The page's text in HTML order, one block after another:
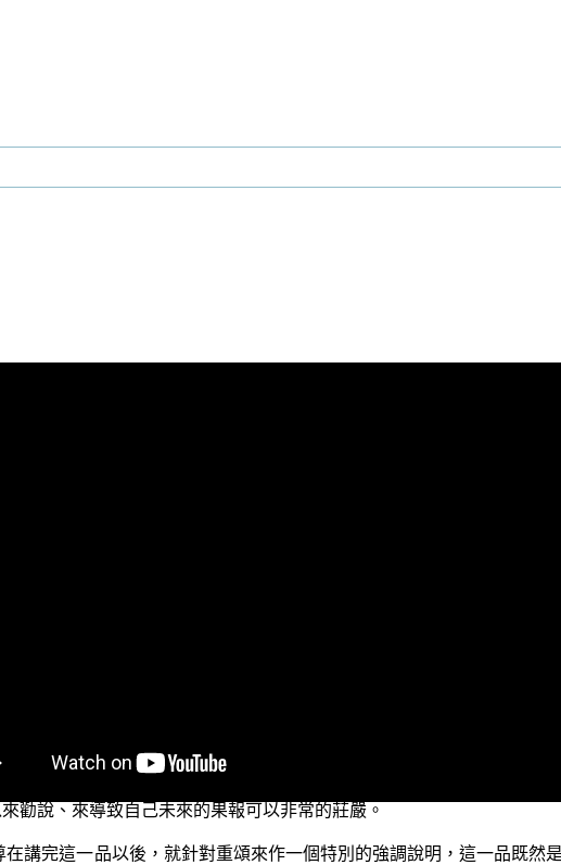
講義」，子題是：隨喜功德不思議。
常殊勝，如果您可以勸人來聽這個講經的法會，這樣的話就會引導未
的菩薩——共會一處。這就是當初你勸人的時候是這麼說：有一個講
就引導出未來就與九地菩薩可以一同共會一處，有這樣殊勝的功德。
此會引起你的未來的異熟果報，口、舌、牙齒等等都會非常的健康，
雅，這樣去談，所以會使得你的相貌非常的端嚴。
告訴我們：只要能夠介紹佛法，讓一般的大眾來聽聞，都會有如此不
，讓大眾們知道真正的佛法就是佛菩提道，這就是 如來在世要告訴大
功德果報。那有的人也可能這樣說：「能夠聽聞這樣的《法華經》，
勸說、來導致自己未來的果報可以非常的莊嚴。
講完這一品以後，就針對重頌來作一個特別的強調說明，這一品既然